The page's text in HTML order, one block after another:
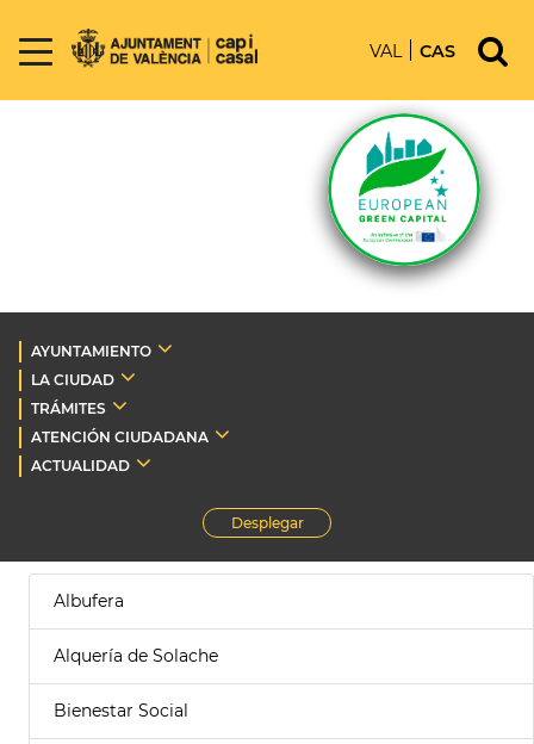
VAL CAS
AYUNTAMIENTO
LA CIUDAD
TRÁMITES
ATENCIÓN CIUDADANA
ACTUALIDAD
Desplegar
Albufera
Alquería de Solache
Bienestar Social